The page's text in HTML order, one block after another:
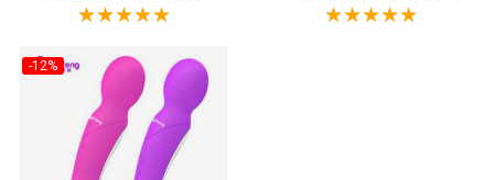
-12%